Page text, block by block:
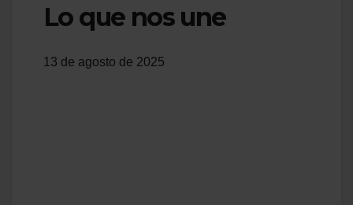
Lo que nos une
13 de agosto de 2025